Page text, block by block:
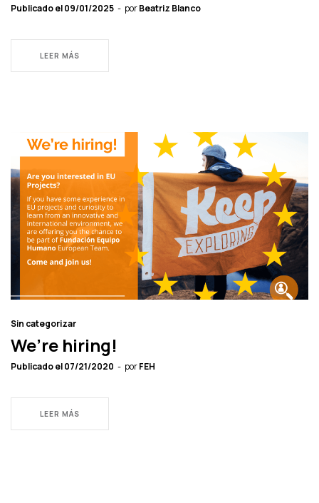
Publicado el09/01/2025 porBeatriz Blanco
LEER MÁS
Sin categorizar
We’re hiring!
Publicado el07/21/2020 porFEH
LEER MÁS